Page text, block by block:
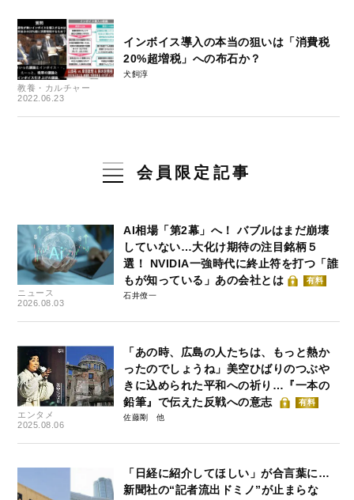
教養・カルチャー
2022.06.23
インボイス導入の本当の狙いは「消費税
20%超増税」への布石か？
犬飼淳
会員限定記事
ニュース
2026.08.03
AI相場「第2幕」へ！ バブルはまだ崩壊
していない…大化け期待の注目銘柄５
選！ NVIDIA一強時代に終止符を打つ「誰
もが知っている」あの会社とは
有料
石井僚一
エンタメ
2025.08.06
「あの時、広島の人たちは、もっと熱か
ったのでしょうね」美空ひばりのつぶや
きに込められた平和への祈り…『一本の
鉛筆』で伝えた反戦への意志
有料
佐藤剛
「日経に紹介してほしい」が合言葉に…
新聞社の“記者流出ドミノ”が止まらな